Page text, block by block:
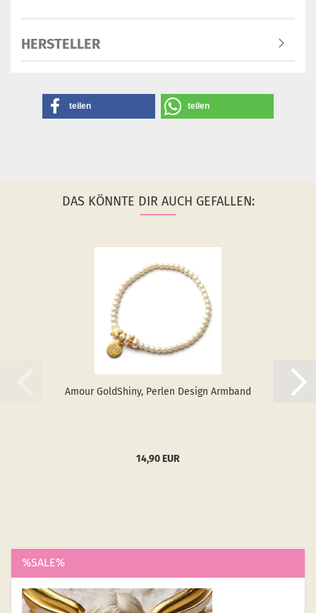
HERSTELLER
teilen teilen
DAS KÖNNTE DIR AUCH GEFALLEN:
Amour GoldS­hiny, Per­len De­sign Arm­band
14,90 EUR
%SALE%